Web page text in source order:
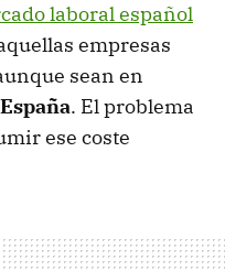
laboral español
empresas
sean en
. El problema
ese coste